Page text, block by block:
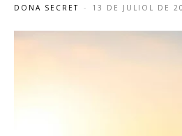
DONA SECRET - 13 DE JULIOL DE